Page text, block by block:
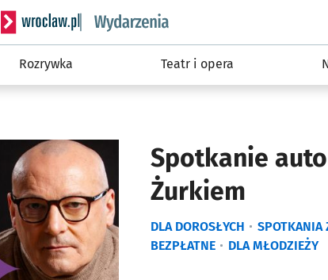
Serwis informacyjny wroclaw.pl podserwis: Wydarzenia
Rozrywka Teatr i opera
Spotkanie
Żurkiem
DLA DOROSŁYCH SPOTKANIA
BEZPŁATNE
DLA MŁODZIEŻY